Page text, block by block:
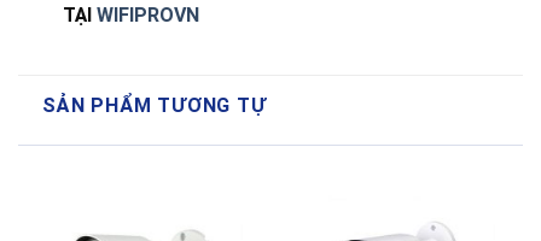
TẠI WIFIPROVN
SẢN PHẨM TƯƠNG TỰ